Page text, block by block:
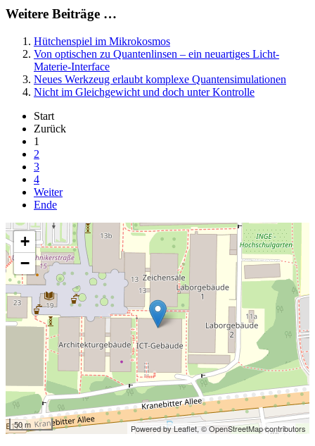
Weitere Beiträge …
Hütchenspiel im Mikrokosmos
Von optischen zu Quantenlinsen – ein neuartiges Licht-
Materie-Interface
Neues Werkzeug erlaubt komplexe Quantensimulationen
Nicht im Gleichgewicht und doch unter Kontrolle
Start
Zurück
1
2
3
4
Weiter
Ende
+
−
50 m Powered by Leaflet,© OpenStreetMap contributors